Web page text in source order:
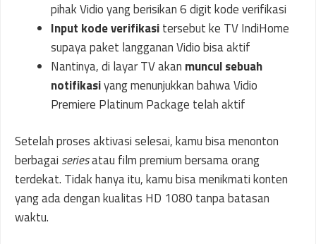
pihak Vidio yang berisikan 6 digit kode verifikasi
Input kode verifikasitersebut ke TV IndiHome
supaya paket langganan Vidio bisa aktif
Nantinya, di layar TV akan muncul sebuah
notifikasiyang menunjukkan bahwa Vidio
Premiere Platinum Package telah aktif
Setelah proses aktivasi selesai, kamu bisa menonton
berbagai seriesatau film premium bersama orang
terdekat. Tidak hanya itu, kamu bisa menikmati konten
yang ada dengan kualitas HD 1080 tanpa batasan
waktu.